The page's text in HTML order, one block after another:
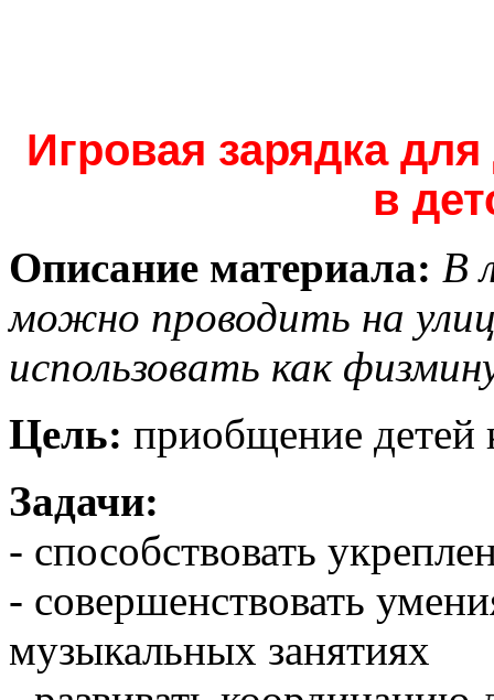
Игровая зарядка
в
Описание материала: В
можно проводить на
использовать как
Цель: приобщение детей
Задачи:
- способствовать
- совершенствовать
музыкальных занятиях